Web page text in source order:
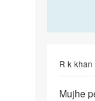
R k khan
Mujhe
Mujhe